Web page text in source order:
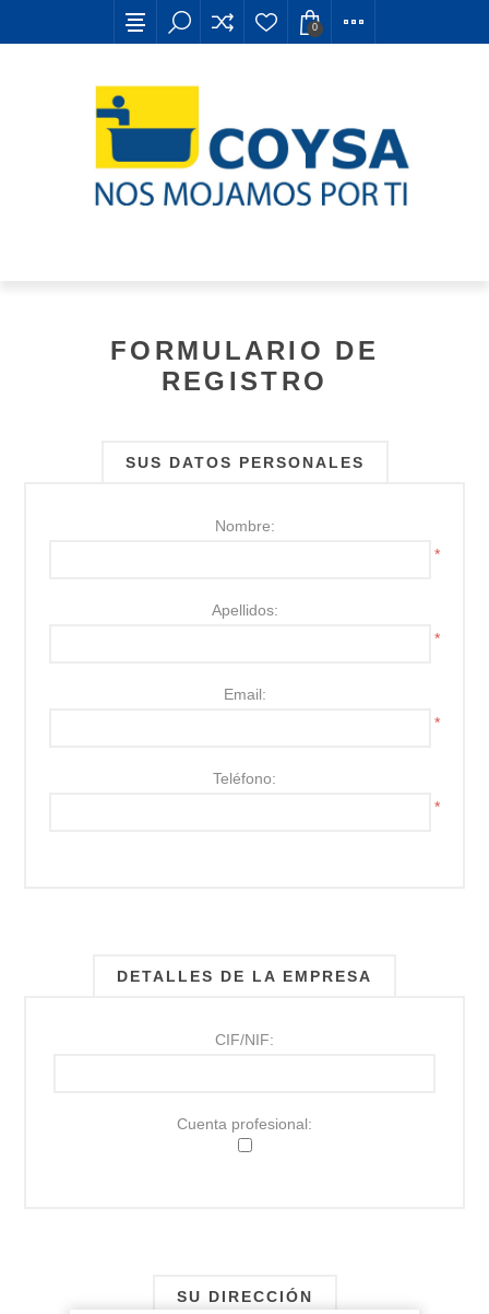
0
FORMULARIO DE
REGISTRO
SUS DATOS PERSONALES
Nombre:
*
Apellidos:
*
Email:
*
Teléfono:
*
DETALLES DE LA EMPRESA
CIF/NIF:
Cuenta profesional:
SU DIRECCIÓN